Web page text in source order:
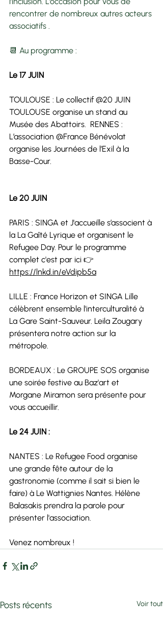
rencontrer de nombreux autres acteurs
associatifs .
📆 Au programme :
Le 17 JUIN
TOULOUSE : Le collectif @20 JUIN
TOULOUSE organise un stand au
Musée des Abattoirs.  RENNES :
L’association @France Bénévolat
organise les Journées de l’Exil à la
Basse-Cour.
Le 20 JUIN
PARIS : SINGA et J'accueille s’associent à
la La Gaîté Lyrique et organisent le
Refugee Day. Pour le programme
complet c'est par ici 👉
https://lnkd.in/eVdipb5a
LILLE : France Horizon et SINGA Lille
célèbrent ensemble l'interculturalité à
La Gare Saint-Sauveur. Leila Zougary
présentera notre action sur la
métropole.
BORDEAUX : Le GROUPE SOS organise
une soirée festive au Baz'art et
Morgane Miramon sera présente pour
vous accueillir.
Le 24 JUIN :
NANTES : Le Refugee Food organise
une grande fête autour de la
gastronomie (comme il sait si bien le
faire) à Le Wattignies Nantes. Hélène
Balasakis prendra la parole pour
présenter l'association.
Venez nombreux !
Posts récents Voir tout